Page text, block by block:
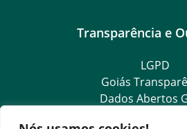
Transparência e
LGPD
Goiás
Dados Abertos